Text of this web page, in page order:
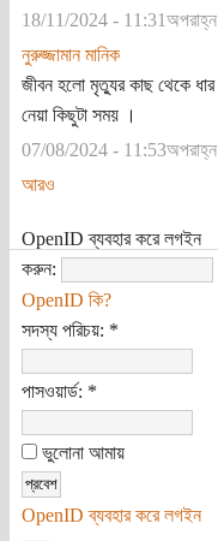
18/11/2024 - 11:31অপরাহ্ন
নুরুজ্জামান মানিক
জীবন হলো মৃত্যুর কাছ থেকে ধার
নেয়া কিছুটা সময় ।
07/08/2024 - 11:53অপরাহ্ন
আরও
OpenID ব্যবহার করে লগইন
করুন:
OpenID কি?
সদস্য পরিচয়: *
পাসওয়ার্ড: *
ভুলোনা আমায়
OpenID ব্যবহার করে লগইন